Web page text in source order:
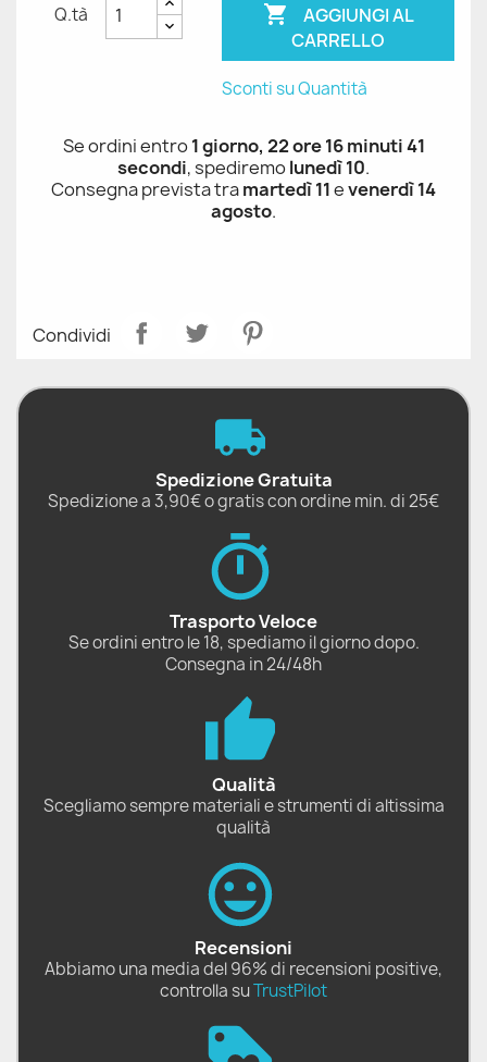
Q.tà 
CARRELLO
Sconti su Quantità
Se ordini entro1 giorno, 22 ore 16 minuti 41
secondi, spediremolunedì 10.
Consegna prevista tramartedì 11evenerdì 14
agosto.
Condividi
Spedizione Gratuita
Spedizione a 3,90€ o gratis con ordine min. di 25€
Trasporto Veloce
Se ordini entro le 18, spediamo il giorno dopo.
Consegna in 24/48h
Qualità
Scegliamo sempre materiali e strumenti di altissima
qualità
Recensioni
Abbiamo una media del 96% di recensioni positive,
controlla suTrustPilot